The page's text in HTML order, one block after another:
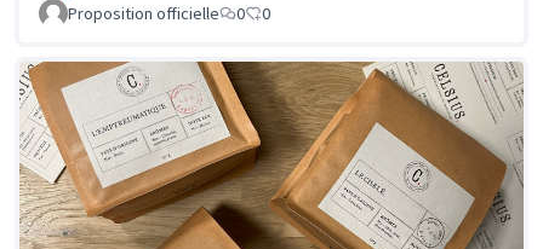
Proposition officielle 0 0